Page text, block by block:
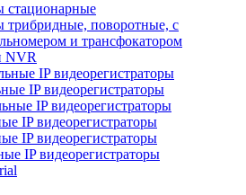
стационарные
трибридные, поворотные, с
и трансфокатором
NVR
IP видеорегистраторы
IP видеорегистраторы
IP видеорегистраторы
IP видеорегистраторы
IP видеорегистраторы
IP видеорегистраторы